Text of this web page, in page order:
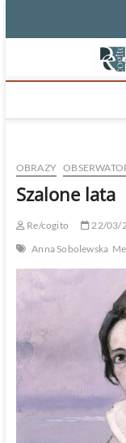
OBRAZY
Szalone lata
Re/cogito
22/03/
Anna Sobolewska